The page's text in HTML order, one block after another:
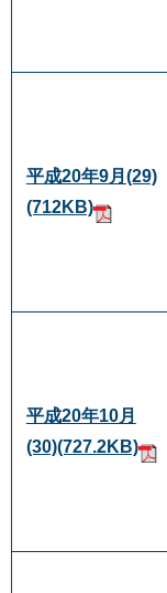
平成20年9月(29)
(712KB)
平成20年10月
(30)(727.2KB)